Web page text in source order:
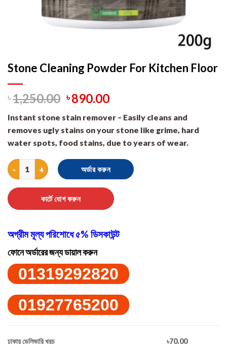
Stone Cleaning Powder For Kitchen Floor
৳1,250.00 ৳890.00
Instant stone stain remover – Easily cleans and
removes ugly stains on your stone like grime, hard
water spots, food stains, due to years of wear.
Stone Cleaning Powder For Kitchen Floor quantity
অর্ডার করুন
কার্টে যোগ করুন
অগ্রীম মূল্য পরিশোধে ৫% ডিসকাউন্ট
ফোনে অর্ডারের জন্য ডায়াল করুন
01319292820
01927765200
ঢাকায় ডেলিভারি খরচ
৳70.00